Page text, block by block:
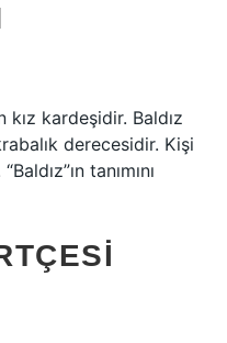
kız kardeşidir. Baldız
derecesidir. Kişi
tanımını